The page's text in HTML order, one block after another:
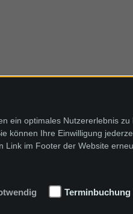
ein optimales Nutzererlebnis
können Ihre Einwilligung
im Footer der Website
Terminbuchung